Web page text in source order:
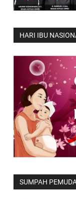
HARI IBU
SUMPAH